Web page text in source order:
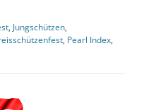
, Jungschützen,
, Pearl Index,